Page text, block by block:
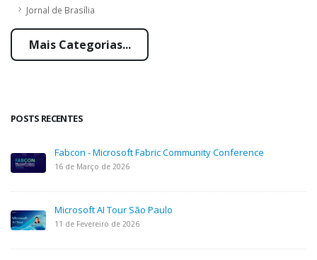
Jornal de Brasília
Mais Categorias...
POSTS RECENTES
Fabcon - Microsoft Fabric Community Conference
16 de Março de 2026
Microsoft AI Tour São Paulo
11 de Fevereiro de 2026